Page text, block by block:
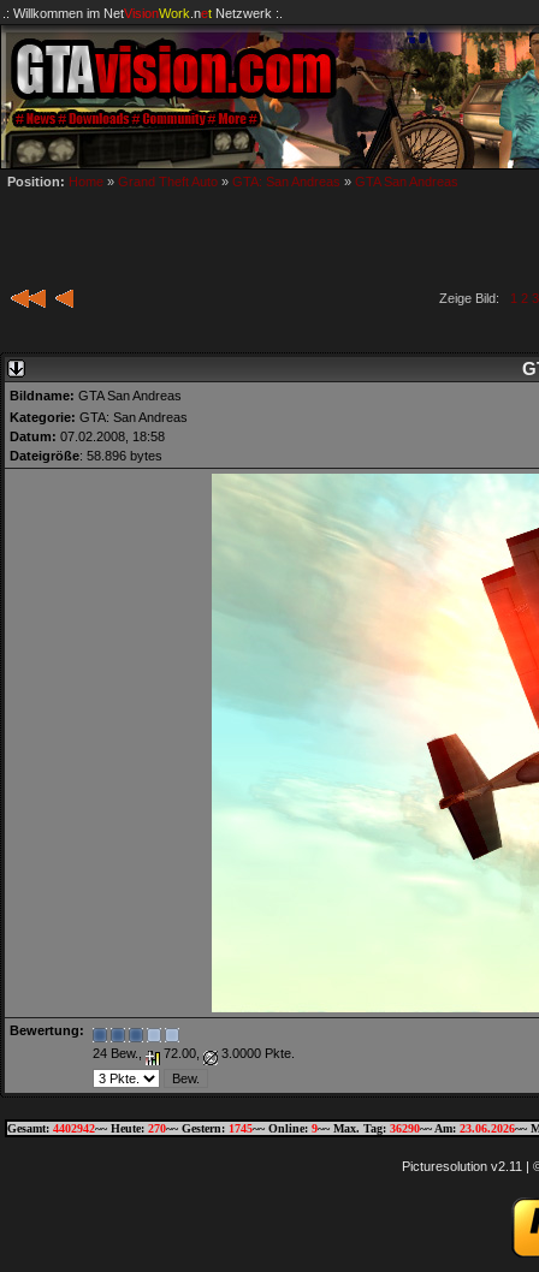
.: Willkommen im NetVisionWork .netNetzwerk :.
Position: Home » Grand Theft Auto » GTA: San Andreas » GTA San Andreas
Zeige Bild: 1 2 3
Bildname: GTA San Andreas
Kategorie: GTA: San Andreas
Datum: 07.02.2008, 18:58
Dateigröße: 58.896 bytes
Bewertung:
24 Bew.,
72.00, 3.0000 Pkte.
Gesamt: 4402942~~ Heute: 270~~ Gestern: 1745~~ Online: 9~~ Max. Tag: 36290~~ Am: 23.06.2026~~
Picturesolution v2.11 |